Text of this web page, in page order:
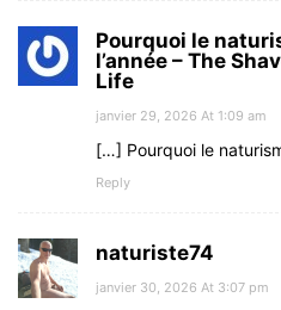
Pourquoi le
l’année – The
Life
janvier 29, 2026 At 1:09 am
[…] Pourquoi le
Reply
naturiste74
janvier 30, 2026 At 3:07 pm